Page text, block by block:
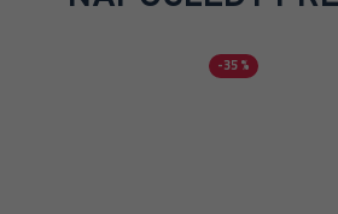
-35 %